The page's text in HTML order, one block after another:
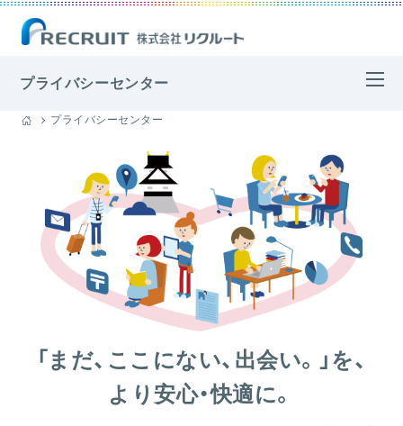
プライバシーセンター
プライバシーセンター
「まだ、ここにない、出会い。」を、
より安心・快適に。